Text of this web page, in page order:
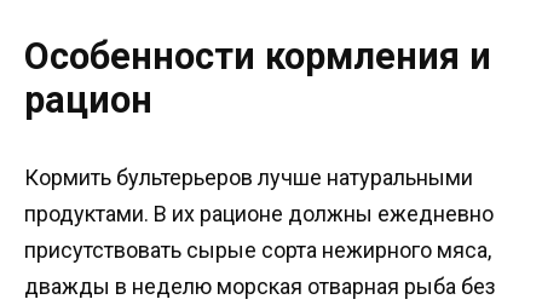
Особенности кормления и
рацион
Кормить бультерьеров лучше натуральными
продуктами. В их рационе должны ежедневно
присутствовать сырые сорта нежирного мяса,
дважды в неделю морская отварная рыба без